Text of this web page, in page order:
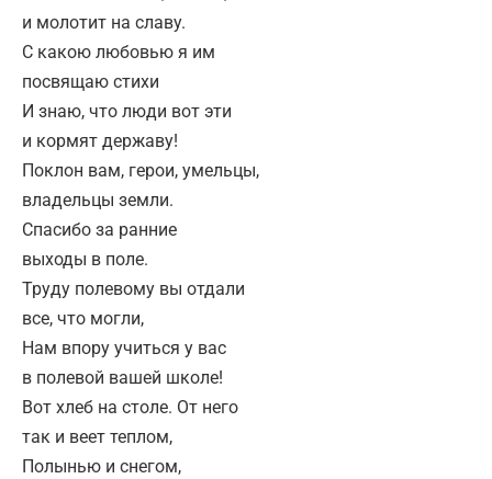
и молотит на славу.
С какою любовью я им
посвящаю стихи
И знаю, что люди вот эти
и кормят державу!
Поклон вам, герои, умельцы,
владельцы земли.
Спасибо за ранние
выходы в поле.
Труду полевому вы отдали
все, что могли,
Нам впору учиться у вас
в полевой вашей школе!
Вот хлеб на столе. От него
так и веет теплом,
Полынью и снегом,